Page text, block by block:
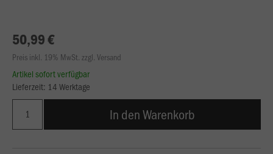
50,99 €
Preis inkl. 19% MwSt. zzgl. Versand
Artikel sofort verfügbar
Lieferzeit: 14 Werktage
In den Warenkorb